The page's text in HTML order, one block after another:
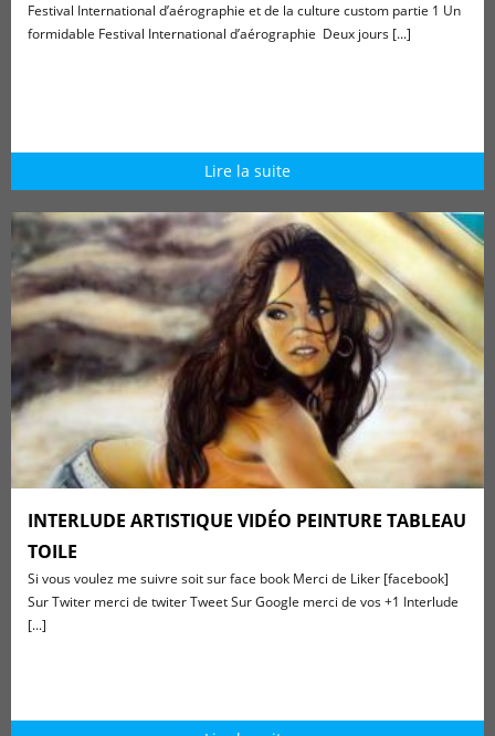
Festival International d’aérographie et de la culture custom partie 1 Un
formidable Festival International d’aérographie Deux jours [...]
Lire la suite
INTERLUDE ARTISTIQUE VIDÉO PEINTURE TABLEAU
TOILE
Si vous voulez me suivre soit sur face book Merci de Liker [facebook]
Sur Twiter merci de twiter Tweet Sur Google merci de vos +1 Interlude
[...]